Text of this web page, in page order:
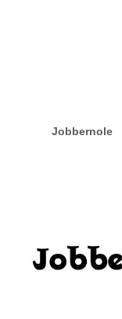
Jobbernole